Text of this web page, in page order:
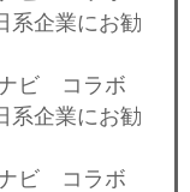
系企業にお勧
ナビ コラボ
系企業にお勧
ナビ コラボ